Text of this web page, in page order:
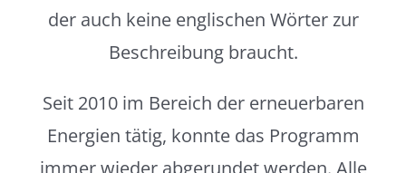
der auch keine englischen Wörter zur
Beschreibung braucht.
Seit 2010 im Bereich der erneuerbaren
Energien tätig, konnte das Programm
immer wieder abgerundet werden. Alle